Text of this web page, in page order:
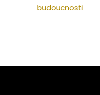
budoucnosti